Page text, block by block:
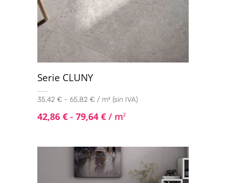
Serie CLUNY
35,42 € - 65,82 € / m² (sin IVA)
42,86 € - 79,64 € / m2